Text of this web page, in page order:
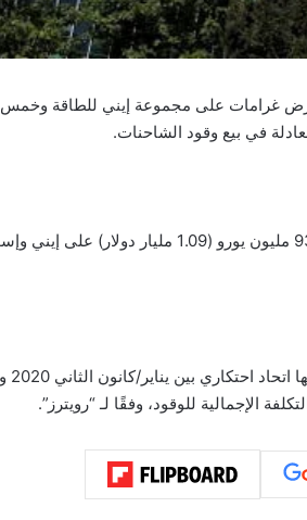
فرض غرامات على مجموعة إيني للطاقة
في بيع وقود الشاحنات.
وأضاف الجهاز أنه فرض غرامات تجاوزت في المجمل 936 مليون يورو
الإجمالية للوقود، وفقًا لـ “رويترز”.